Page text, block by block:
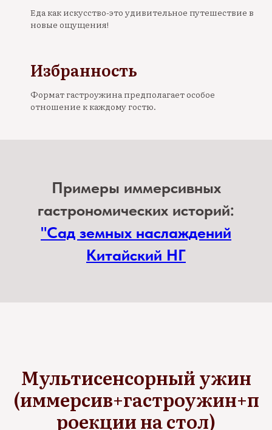
Еда как искусство-это удивительное путешествие в
новые ощущения!
Избранность
Формат гастроужина предполагает особое
отношение к каждому гостю.
Примеры иммерсивных
гастрономических историй:
"Сад земных наслаждений
Китайский НГ
Мультисенсорный ужин
(иммерсив+гастроужин+п
роекции на стол)